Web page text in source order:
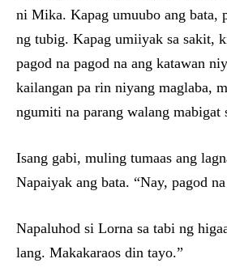
ni Mika. Kapag umuubo ang bata,
ng tubig. Kapag umiiyak sa sakit,
pagod na pagod na ang katawan
kailangan pa rin niyang maglaba,
ngumiti na parang walang mabigat
Isang gabi, muling tumaas ang
Napaiyak ang bata. “Nay, pagod
Napaluhod si Lorna sa tabi ng
lang. Makakaraos din tayo.”